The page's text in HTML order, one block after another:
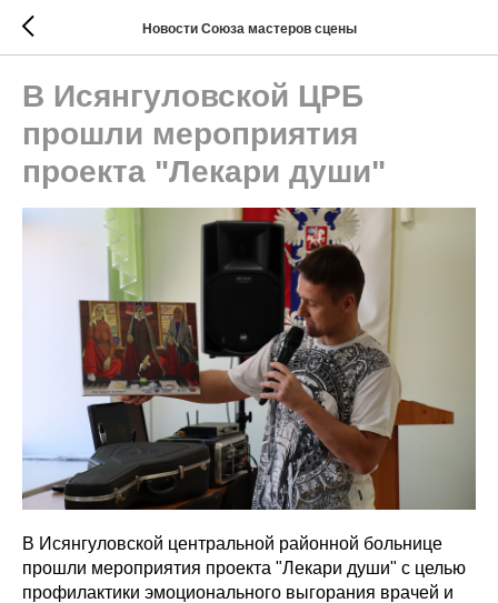
Новости Союза мастеров сцены
В Исянгуловской ЦРБ
прошли мероприятия
проекта "Лекари души"
В Исянгуловской центральной районной больнице
прошли мероприятия проекта "Лекари души" с целью
профилактики эмоционального выгорания врачей и